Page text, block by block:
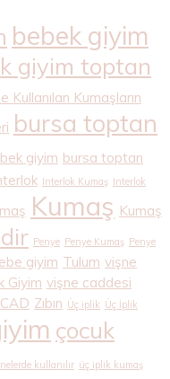
bebek giyim
giyim toptan
Kullanılan Kumaşların
bursa toptan
giyim bursa toptan
Interlok Kumaş Interlok
Kumaş Kumaş
Penye Penye Kumaş Penye
giyim Tulum vişne
Giyim vişne caddesi
Zıbın Üç iplik Üç İplik
çocuk
kullanılır üç iplik kumaş